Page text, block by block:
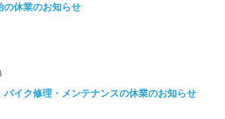
の休業のお知らせ
バイク修理・メンテナンスの休業のお知らせ